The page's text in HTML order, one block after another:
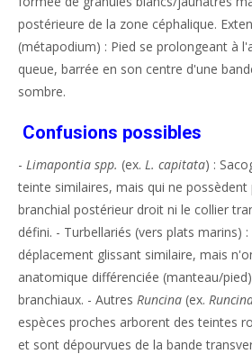
postérieure de la zone céphalique.
(métapodium) : Pied se prolongeant à
queue, barrée en son centre d'une
sombre.
Confusions possibles
- Limapontia spp. (ex. L. capitata) :
teinte similaires, mais qui ne
branchial postérieur droit ni le collier
défini. - Turbellariés (vers plats marins)
déplacement glissant similaire, mais
anatomique différenciée (manteau/
branchiaux. - Autres Runcina (ex.
espèces proches arborent des teintes
et sont dépourvues de la bande